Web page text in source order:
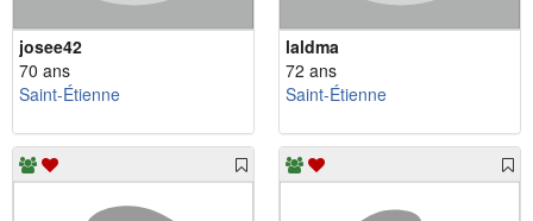
josee42
70 ans
Saint-Étienne
laldma
72 ans
Saint-Étienne